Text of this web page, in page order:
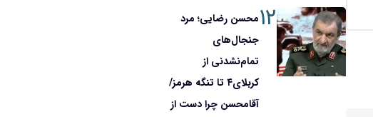
۱۲محسن رضایی؛ مرد
جنجال‌های
تمام‌نشدنی از
کربلای۴ تا تنگه هرمز/
آقا‌محسن چرا دست از